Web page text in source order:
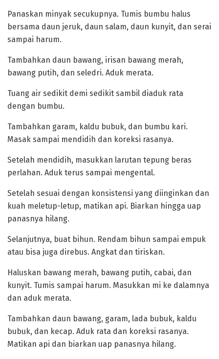
‎Panaskan minyak secukupnya. Tumis bumbu halus
bersama daun jeruk, daun salam, daun kunyit, dan serai
sampai harum.
Tambahkan daun bawang, irisan bawang merah,
bawang putih, dan seledri. Aduk merata.
‎Tuang air sedikit demi sedikit sambil diaduk rata
dengan bumbu.
Tambahkan garam, kaldu bubuk, dan bumbu kari.
Masak sampai mendidih dan koreksi rasanya.
‎Setelah mendidih, masukkan larutan tepung beras
perlahan. Aduk terus sampai mengental.
‎Setelah sesuai dengan konsistensi yang diinginkan dan
kuah meletup-letup, matikan api. Biarkan hingga uap
panasnya hilang.
‎Selanjutnya, buat bihun. Rendam bihun sampai empuk
atau bisa juga direbus. Angkat dan tiriskan.
‎Haluskan bawang merah, bawang putih, cabai, dan
kunyit. Tumis sampai harum. Masukkan mi ke dalamnya
dan aduk merata.
‎Tambahkan daun bawang, garam, lada bubuk, kaldu
bubuk, dan kecap. Aduk rata dan koreksi rasanya.
Matikan api dan biarkan uap panasnya hilang.